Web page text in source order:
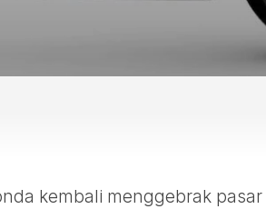
kembali menggebrak